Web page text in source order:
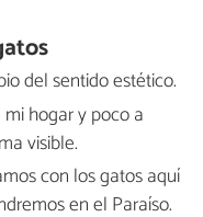
del sentido estético.
hogar y poco a
visible.
con los gatos aquí
en el Paraíso.